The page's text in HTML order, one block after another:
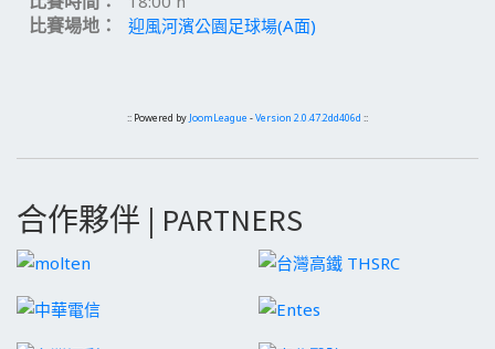
比賽場地： 迎風河濱公園足球場(A面)
:: Powered by JoomLeague -Version 2.0.47.2dd406d ::
合作夥伴 | PARTNERS